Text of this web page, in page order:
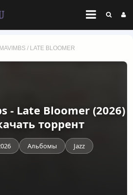
/ LATE BLOOMER
- Late Bloomer (2026)
торрент
Альбомы Jazz